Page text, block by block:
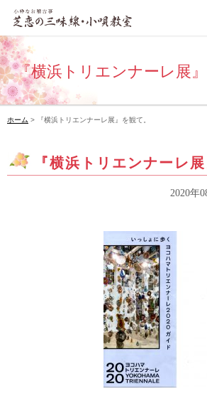
『横浜トリエンナーレ展』
ホーム > 『横浜トリエンナーレ展』を観て。
『横浜トリエンナーレ展
2020年